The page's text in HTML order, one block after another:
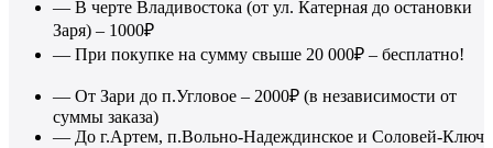
— В черте Владивостока (от ул. Катерная до остановки
Заря) – 1000₽
— При покупке на сумму свыше 20 000₽ – бесплатно!
— От Зари до п.Угловое – 2000₽ (в независимости от
суммы заказа)
— До г.Артем, п.Вольно-Надеждинское и Соловей-Ключ